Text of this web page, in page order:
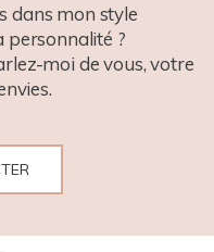
dans mon style
?
moi de vous, votre